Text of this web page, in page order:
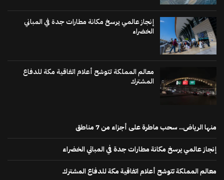
إنجاز عالمي يرسخ مكانة مطارات جدة في المباني
الخضراء
معالم المملكة تتوشح أعلام اتفاقية مكة للدفاع
المشترك
منها الرياض.. سحب ماطرة على أجزاء من 7 مناطق
إنجاز عالمي يرسخ مكانة مطارات جدة في المباني الخضراء
معالم المملكة تتوشح أعلام اتفاقية مكة للدفاع المشترك